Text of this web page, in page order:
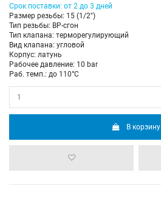
Срок поставки: от 2 до 3 дней
Размер резьбы: 15 (1/2")
Тип резьбы: ВР-сгон
Тип клапана: терморегулирующий
Вид клапана: угловой
Корпус: латунь
Рабочее давление: 10 bar
Раб. темп.: до 110°C
В корзину